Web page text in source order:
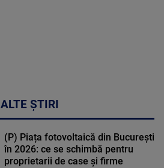
ALTE ȘTIRI
(P) Piața fotovoltaică din București
în 2026: ce se schimbă pentru
proprietarii de case și firme